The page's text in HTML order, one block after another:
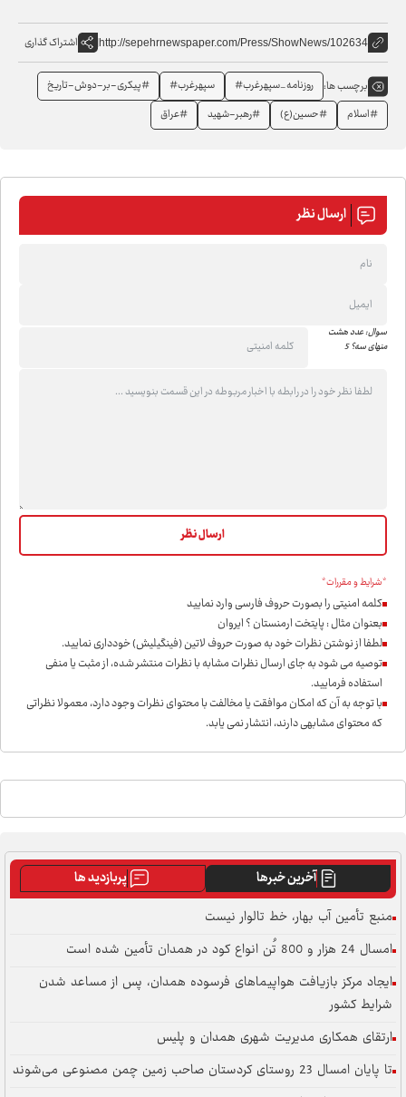
http://sepehrnewspaper.com/Press/ShowNews/102634 اشتراک گذاری
برچسب ها: روزنامه_سپهرغرب# سپهرغرب#
#پیکری-بر-دوش-تاریخ
#اسلام
#حسین(ع) #رهبر-شهید #عراق
ارسال نظر
سوال: عدد هشت
منهای سه؟ 5
*شرایط و مقررات*
کلمه امنیتی را بصورت حروف فارسی وارد نمایید
بعنوان مثال : پایتخت ارمنستان ؟ ایروان
لطفا از نوشتن نظرات خود به صورت حروف لاتین (فینگیلیش) خودداری نمايید.
توصیه می شود به جای ارسال نظرات مشابه با نظرات منتشر شده، از مثبت یا منفی
استفاده فرمایید.
با توجه به آن که امکان موافقت یا مخالفت با محتوای نظرات وجود دارد، معمولا نظراتی
که محتوای مشابهی دارند، انتشار نمی یابد.
آخرین خبرها
پربازدید ها
منبع تأمین آب بهار، خط تالوار نیست
امسال 24 هزار و 800 تُن انواع کود در همدان تأمین شده است
ایجاد مرکز بازیافت هواپیماهای فرسوده همدان، پس از مساعد شدن
شرایط کشور
ارتقای همکاری مدیریت شهری همدان و پلیس
تا پایان امسال 23 روستای کردستان صاحب زمین چمن مصنوعی می‌شوند